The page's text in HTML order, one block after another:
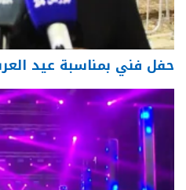
حفل فني بمناسبة عيد